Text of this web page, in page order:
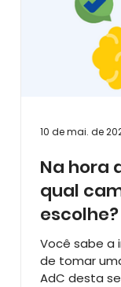
Na hora
qual
escolhe?
Você sabe a
de tomar uma
AdC desta
10 de mai. de